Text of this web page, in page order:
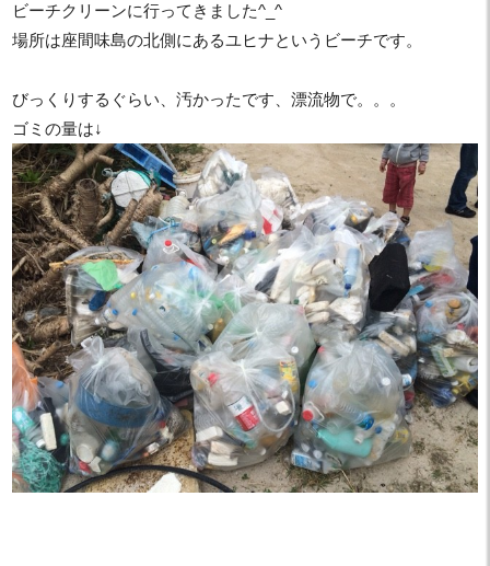
ビーチクリーンに行ってきました^_^
場所は座間味島の北側にあるユヒナというビーチです。
びっくりするぐらい、汚かったです、漂流物で。。。
ゴミの量は↓